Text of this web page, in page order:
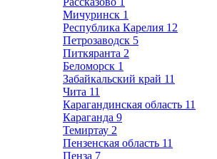
Мичуринск 1
Республика Карелия 12
Петрозаводск 5
Питкяранта 2
Беломорск 1
Забайкальский край 11
Чита 11
Карагандинская область 11
Караганда 9
Темиртау 2
Пензенская область 11
Пенза 7